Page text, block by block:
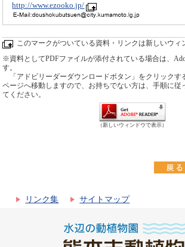
http://www.ezooko.jp/
このマークがついている資料・リンクは新しいウィ
※資料としてPDFファイルが添付されている場合は、
す。
「アドビリーダーダウンロードボタン」をクリックす
ページへ移動しますので、お持ちでない方は、手順に従
てください。
（新しいウィンドウで表示）
リンク集 サイトマップ